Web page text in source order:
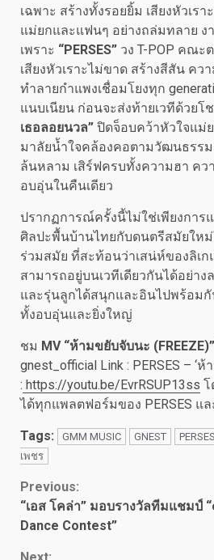
เฉพาะ สร้างทั้งรอยยิ้ม เสียงหัวเรา
แม่ยกและแฟนๆ อย่างถล่มทลาย
เพราะ “PERSES” วง T-POP คณะ
เสียงหัวเราะไม่ขาด สร้างสีสัน คว
ทำลายกำแพงเชื่อมโยงทุก
แนบเนียน ก่อนจะส่งท้ายเวทีด้วยโช
เธอลอยนวล” ปิดจ็อบคว้าหัวใจแม่
มาลัยน้ำใจคล้องคอตามวัฒนธรรม
ล้นหลาม เสิร์ฟครบทั้งความฮา ค
อบอุ่นในคืนเดียว
ปรากฏการณ์ครั้งนี้ไม่ใช่เพียงการ
ศิลปะพื้นบ้านไทยกับดนตรีสมัยให
ร่วมสมัย ที่สะท้อนว่าเสน่ห์ของลิเก
สามารถอยู่บนเวทีเดียวกันได้อย่า
และรุ่นลูกได้สนุกและอินไปพร้อม
ทั้งอบอุ่นและยิ่งใหญ่
ชม MV “ห้ามขยับจับนะ
gnest_official Link : PERSES – ‘ห้
: https://youtu.be/EvrRSUP13ss โ
ได้ทุกแพลตฟอร์มของ PERSES และ
Tags: GMM MUSIC GNEST PERSES
เพชร
Continue
Reading
Previous:
“เอส โคล่า” มอบรางวัลทีมแชมป์
Dance Contest”